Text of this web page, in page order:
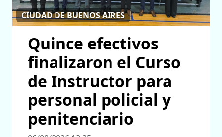
CIUDAD DE BUENOS AIRES
Quince efectivos
finalizaron el Curso
de Instructor para
personal policial y
penitenciario